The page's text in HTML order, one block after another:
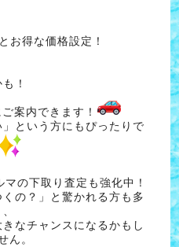
お得な価格設定！
！
案内できます！
」という方にもぴったりで
の下取り査定も強化中！
くの？」と驚かれる方も多
なチャンスになるかもし
ん。